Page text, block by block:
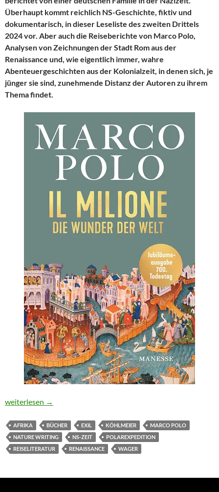
Überhaupt kommt reichlich NS-Geschichte, fiktiv und
dokumentarisch, in dieser Leseliste des zweiten Drittels
2024 vor. Aber auch die Reiseberichte von Marco Polo,
Analysen von Zeichnungen der Stadt Rom aus der
Renaissance und, wie eigentlich immer, wahre
Abenteuergeschichten aus der Kolonialzeit, in denen sich, je
jünger sie sind, zunehmende Distanz der Autoren zu ihrem
Thema findet.
Vom 13. bis zum 21. Jahrhundert
weiterlesen →
AFRIKA BÜCHER EXIL KÖHLMEIER
MARCO POLO
NATURE WRITING
NS-ZEIT
POLAREXPEDITION
REISELITERATUR
RENAISSANCE WAGER